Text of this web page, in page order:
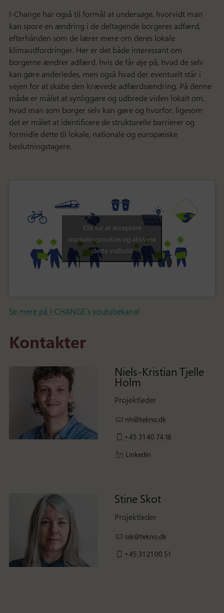
I-Change har også til formål at undersøge, hvorvidt man
kan spore en ændring i de deltagende borgeres adfærd,
efterhånden som de lærer mere om deres lokale
klimaudfordringer. Her er det både interessant om
borgerne ændrer adfærd, hvis de får øje på, hvad de selv
kan gøre anderledes, men også hvad der eventuelt står i
vejen for at skabe den krævede adfærdsændring. På denne
måde er målet at synliggøre og udbrede viden lokalt om,
hvad man som borger selv kan gøre og hvorfor, ligesom
det er målet at identificere de strukturelle barrierer og
formidle dette til lokale, nationale og europæiske
beslutningstagere.
Klik for at acceptere
marketingcookies og aktivere
dette indhold
Se mere på I-CHANGE’s youtubekanal
Kontakter
Niels-Kristian Tjelle
Holm
Projektleder
nh@tekno.dk
+45 31 40 74 18
Linkedin
Stine Skot
Projektleder
ssk@tekno.dk
+45 31 21 00 51